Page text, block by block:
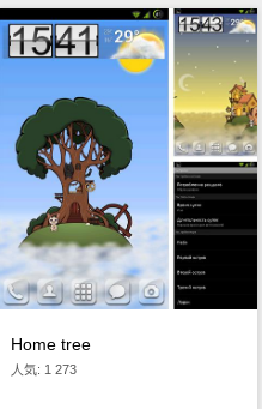
Home tree
人気: 1 273